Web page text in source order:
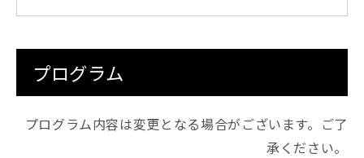
プログラム
プログラム内容は変更となる場合がございます。ご了
承ください。